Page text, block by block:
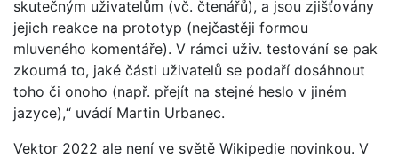
skutečným uživatelům (vč. čtenářů), a jsou zjišťovány
jejich reakce na prototyp (nejčastěji formou
mluveného komentáře). V rámci uživ. testování se pak
zkoumá to, jaké části uživatelů se podaří dosáhnout
toho či onoho (např. přejít na stejné heslo v jiném
jazyce),“ uvádí Martin Urbanec.
Vektor 2022 ale není ve světě Wikipedie novinkou. V